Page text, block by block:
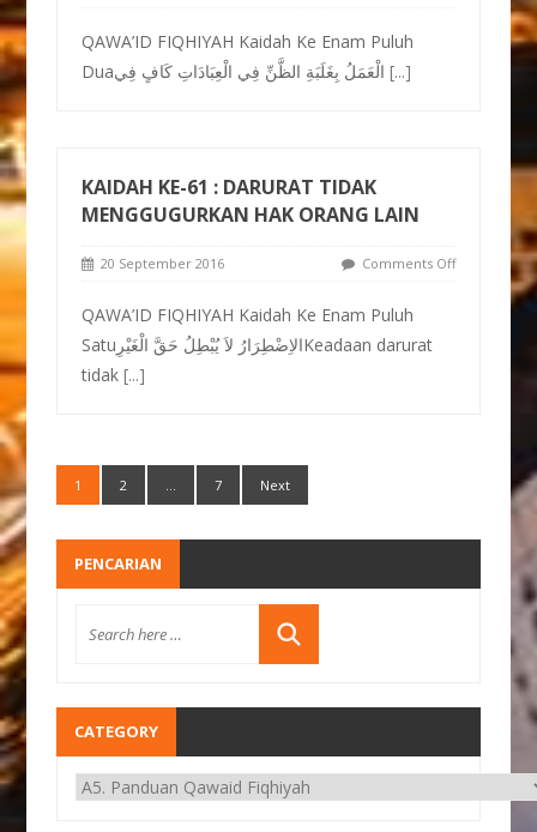
QAWA’ID FIQHIYAH Kaidah Ke Enam Puluh
Duaالْعَمَلُ بِغَلَبَةِ الظَّنِّ فِي الْعِبَادَاتِ كَافٍ فِي[...]
KAIDAH KE-61 : DARURAT TIDAK
MENGGUGURKAN HAK ORANG LAIN
20 September 2016 Comments Off
QAWA’ID FIQHIYAH Kaidah Ke Enam Puluh
Satuالاِضْطِرَارُ لاَ يُبْطِلُ حَقَّ الْغَيْرِKeadaan darurat
tidak[...]
1 2 … 7 Next
PENCARIAN
CATEGORY